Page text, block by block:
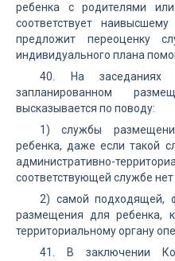
ребенка с родителями
соответствует
предложит переоценку
индивидуального плана
40. На
запланированном
высказывается по поводу:
1) службы
ребенка, даже если такой
административно-
соответствующей службе
2) самой подходящей,
размещения для ребенка,
территориальному органу
41. В заключении